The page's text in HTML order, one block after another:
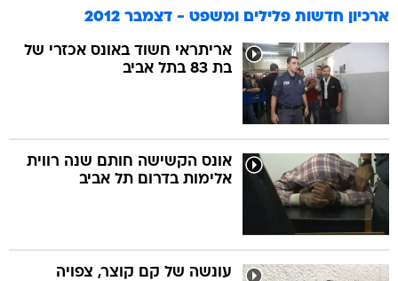
ארכיון חדשות פלילים ומשפט - דצמבר 2012
אריתראי חשוד באונס אכזרי של
בת 83 בתל אביב
אונס הקשישה חותם שנה רווית
אלימות בדרום תל אביב
עונשה של קם קוצר, צפויה